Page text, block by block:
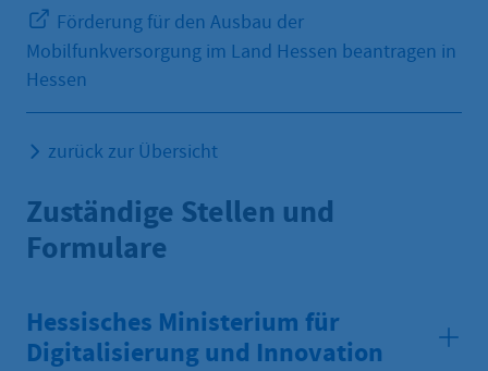
Förderung für den Ausbau der
Mobilfunkversorgung im Land Hessen beantragen in
Hessen
zurück zur Übersicht
Zuständige Stellen und
Formulare
Hessisches Ministerium für
Digitalisierung und Innovation